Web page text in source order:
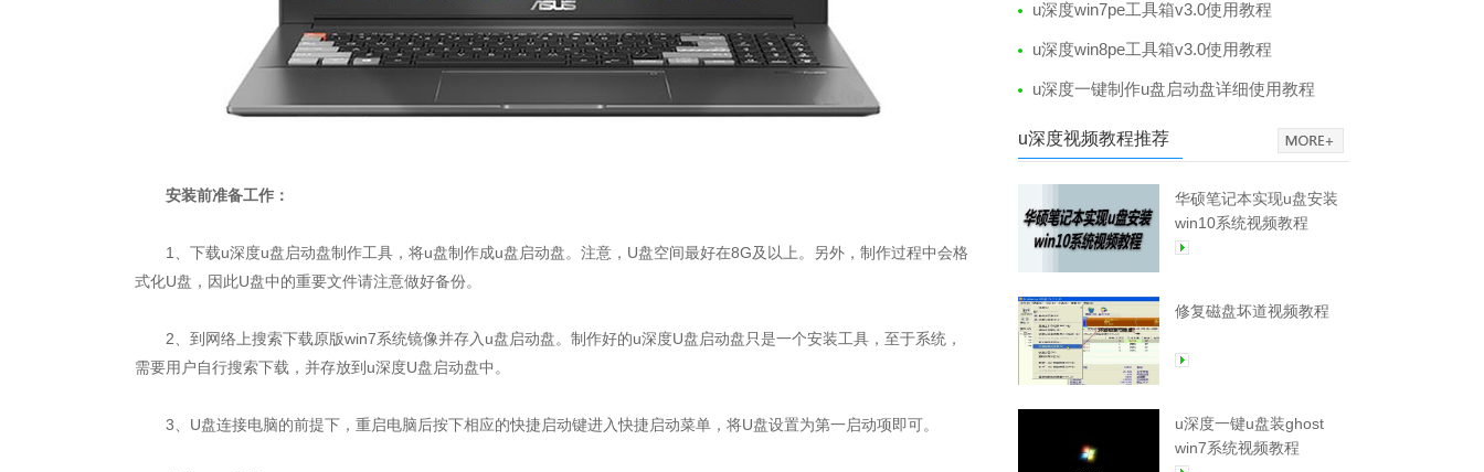
安装前准备工作：
1、下载u深度u盘启动盘制作工具，将u盘制作成u盘启动盘。注意，U盘空间最好在8G及以上。另外，制作过程中会格
式化U盘，因此U盘中的重要文件请注意做好备份。
2、到网络上搜索下载原版win7系统镜像并存入u盘启动盘。制作好的u深度U盘启动盘只是一个安装工具，至于系统，
需要用户自行搜索下载，并存放到u深度U盘启动盘中。
3、U盘连接电脑的前提下，重启电脑后按下相应的快捷启动键进入快捷启动菜单，将U盘设置为第一启动项即可。
u深度win7pe工具箱v3.0使用教程
u深度win8pe工具箱v3.0使用教程
u深度一键制作u盘启动盘详细使用教程
u深度视频教程推荐
华硕笔记本实现u盘安装
win10系统视频教程
修复磁盘坏道视频教程
u深度一键u盘装ghost
win7系统视频教程